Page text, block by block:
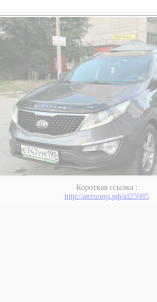
Короткая ссылка :
http://автолнр.рф/id25985